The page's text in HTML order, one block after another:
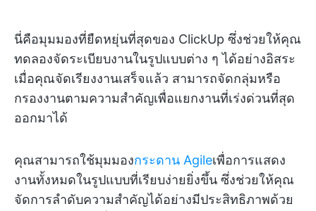
นี่คือมุมมองที่ยืดหยุ่นที่สุดของ ClickUp ซึ่งช่วยให้คุณ
ทดลองจัดระเบียบงานในรูปแบบต่าง ๆ ได้อย่างอิสระ
เมื่อคุณจัดเรียงงานเสร็จแล้ว สามารถจัดกลุ่มหรือ
กรองงานตามความสำคัญเพื่อแยกงานที่เร่งด่วนที่สุด
ออกมาได้
คุณสามารถใช้มุมมองกระดาน Agileเพื่อการแสดง
งานทั้งหมดในรูปแบบที่เรียบง่ายยิ่งขึ้น ซึ่งช่วยให้คุณ
จัดการลำดับความสำคัญได้อย่างมีประสิทธิภาพด้วย